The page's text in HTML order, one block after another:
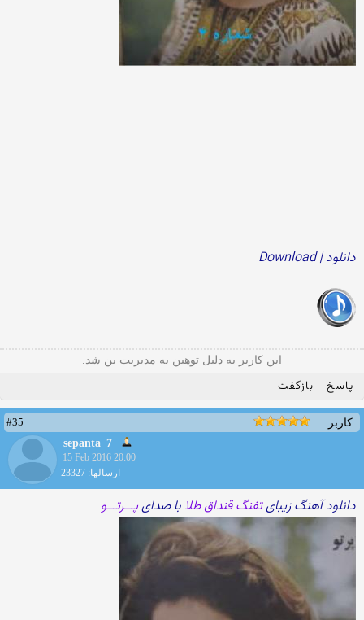
دانلود | Download
این کاربر به دلیل توهین به مدیریت بن شد.
پاسخ بازگفت
کاربر
#35
sepanta_7
15 Feb 2016 20:00
ارسالها: 23327
دانلود آهنگ زیبایتفنگ قنداق طلا با صدایپـــرتـــو